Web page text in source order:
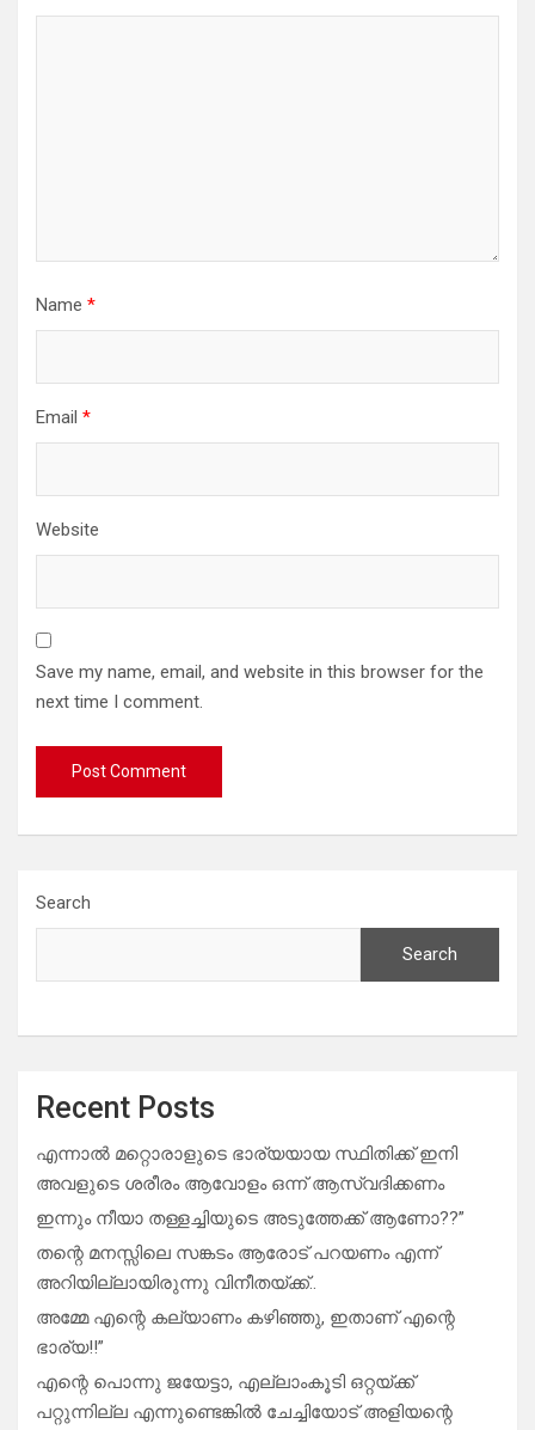
Name *
Email *
Website
Save my name, email, and website in this browser for the
next time I comment.
Search
Search
Recent Posts
എന്നാൽ മറ്റൊരാളുടെ ഭാര്യയായ സ്ഥിതിക്ക് ഇനി
അവളുടെ ശരീരം ആവോളം ഒന്ന് ആസ്വദിക്കണം
ഇന്നും നീയാ തള്ളച്ചിയുടെ അടുത്തേക്ക് ആണോ??”
തന്റെ മനസ്സിലെ സങ്കടം ആരോട് പറയണം എന്ന്
അറിയില്ലായിരുന്നു വിനീതയ്ക്ക്..
അമ്മേ എന്റെ കല്യാണം കഴിഞ്ഞു, ഇതാണ് എന്റെ
ഭാര്യ!!”
എന്റെ പൊന്നു ജയേട്ടാ, എല്ലാംകൂടി ഒറ്റയ്ക്ക്
പറ്റുന്നില്ല എന്നുണ്ടെങ്കിൽ ചേച്ചിയോട് അളിയന്റെ